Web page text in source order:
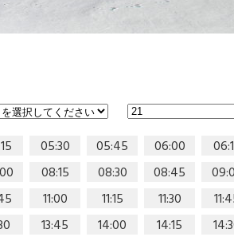
05:30 05:45 06:00
08:15 08:30 08:45
11:00 11:15 11:30
13:45 14:00 14:15